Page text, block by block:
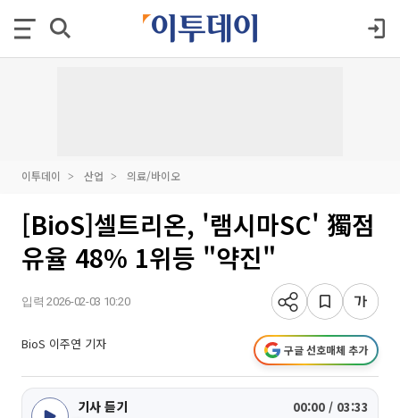
이투데이 산업 의료/바이오
[BioS]셀트리온, '램시마SC' 獨점
유율 48% 1위등 "약진"
입력 2026-02-03 10:20
BioS 이주연 기자 구글 선호매체 추가
기사 듣기 00:00 / 03:33